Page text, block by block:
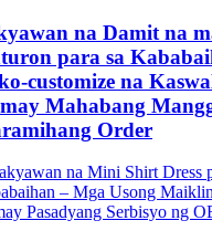
na Damit na
para sa
customize na
Mahabang
Order